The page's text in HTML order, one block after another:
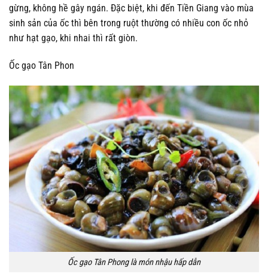
gừng, không hề gây ngán. Đặc biệt, khi đến Tiền Giang vào mùa
sinh sản của ốc thì bên trong ruột thường có nhiều con ốc nhỏ
như hạt gạo, khi nhai thì rất giòn.
Ốc gạo Tân Phon
Ốc gạo Tân Phong là món nhậu hấp dẫn